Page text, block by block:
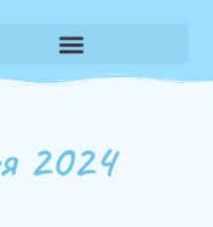
2024